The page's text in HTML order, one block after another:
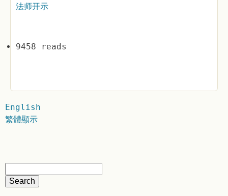
法师开示
9458 reads
English
繁體顯示